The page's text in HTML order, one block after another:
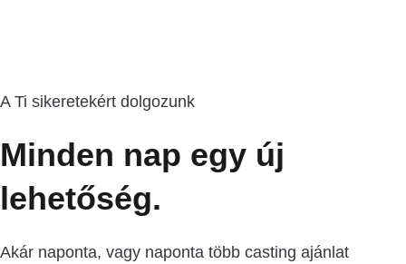
A Ti sikeretekért dolgozunk
Minden nap egy új
lehetőség.
Akár naponta, vagy naponta több casting ajánlat